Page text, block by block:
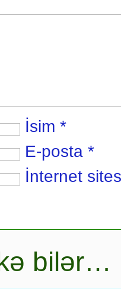
İsim *
E-posta *
İnternet
bilər…